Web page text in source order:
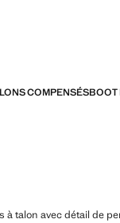
COMPENSÉSBOOT
à talon avec détail de
À TALON AVEC